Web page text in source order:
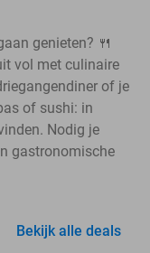
genieten? 🍴
vol met culinaire
of je
of sushi: in
Nodig je
gastronomische
Bekijk alle deals